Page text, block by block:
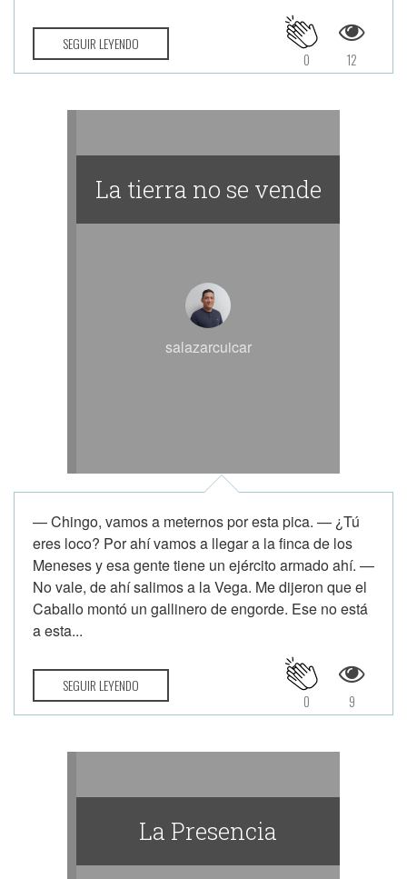
SEGUIR LEYENDO
12
0
La tierra no se vende
salazarcuicar
— Chingo, vamos a meternos por esta pica. — ¿Tú
eres loco? Por ahí vamos a llegar a la finca de los
Meneses y esa gente tiene un ejército armado ahí. —
No vale, de ahí salimos a la Vega. Me dijeron que el
Caballo montó un gallinero de engorde. Ese no está
a esta...
SEGUIR LEYENDO
9
0
La Presencia